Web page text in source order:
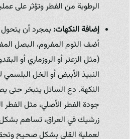
الرطوبة من الفطر وتؤثر على
إضافة النكهات:بمجرد أن يتحول
أضف الثوم المفروم، البصل
(مثل الزعتر أو الروزماري أو
النبيذ الأبيض أو الخل
النكهة. دع السائل يتبخر حتى
جودة الفطر الأصلي، مثل الفطر
زرشيك في العراق، تساهم بشكل
لعملية القلي بشكل صحيح